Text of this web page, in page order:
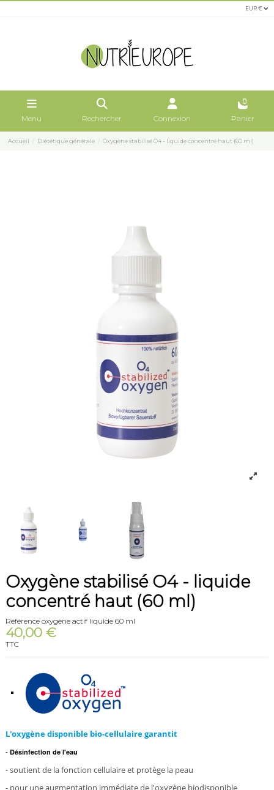
EUR €
Menu Rechercher Connexion
0
Panier
Accueil Diététique générale Oxygène stabilisé O4 - liquide concentré haut (60 ml)
Oxygène stabilisé O4 - liquide
concentré haut (60 ml)
Référence oxygène actif liquide 60 ml
40,00 €
TTC
L'oxygène disponible bio-cellulaire garantit
- Désinfection de l'eau
- soutient de la fonction cellulaireet protège la peau
- pour une augmentation immédiate de l'oxygène biodisponible